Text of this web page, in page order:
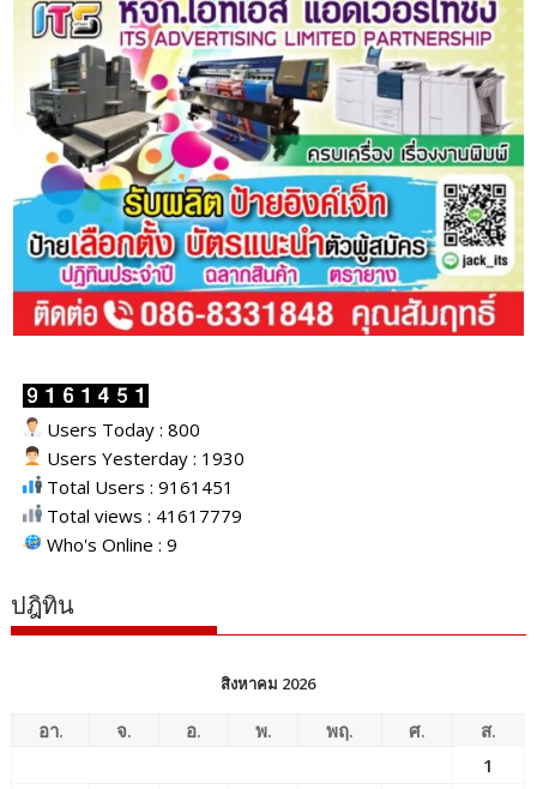
Users Today : 800
Users Yesterday : 1930
Total Users : 9161451
Total views : 41617779
Who's Online : 9
ปฎิทิน
สิงหาคม 2026
อา. จ. อ. พ. พฤ. ศ.
ส.
1